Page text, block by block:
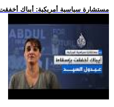
.. مستشارة سياسية أمريكية: أيباك